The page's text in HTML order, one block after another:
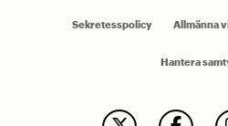
Sekretesspolicy Allmänna
Hantera